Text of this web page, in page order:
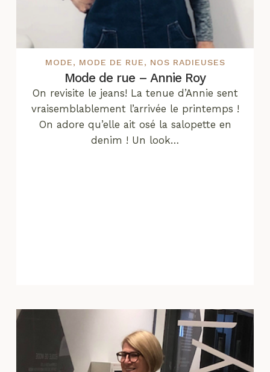
MODE, MODE DE RUE, NOS RADIEUSES
Mode de rue – Annie Roy
On revisite le jeans! La tenue d’Annie sent
vraisemblablement l’arrivée le printemps !
On adore qu’elle ait osé la salopette en
denim ! Un look…